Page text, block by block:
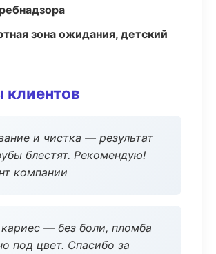
зона ожидания, детский
и чистка — результат
блестят. Рекомендую!
компании
— без боли, пломба
под цвет. Спасибо за